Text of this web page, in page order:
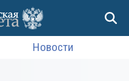
Новости